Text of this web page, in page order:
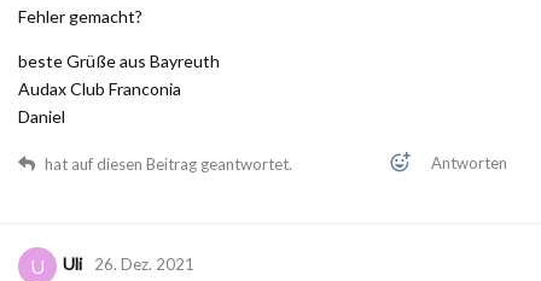
Fehler gemacht?
beste Grüße aus Bayreuth
Audax Club Franconia
Daniel
Antworten
hat auf diesen Beitrag geantwortet.
U Uli 26. Dez. 2021